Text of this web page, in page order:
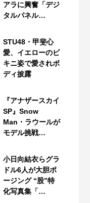
アラに興奮「デジ
タルパネル…
STU48・甲斐心
愛、イエローのビ
キニ姿で愛されボ
ディ披露
『アナザースカイ
SP』Snow
Man・ラウールが
モデル挑戦…
小日向結衣らグラ
ドル6人が大胆ポ
ージング “股”特
化写真集「…